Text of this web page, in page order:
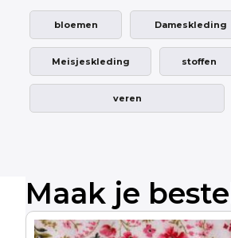
bloemen Dameskleding
Meisjeskleding stoffen
veren
Maak je